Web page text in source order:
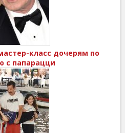
класс дочерям по
с папарацци